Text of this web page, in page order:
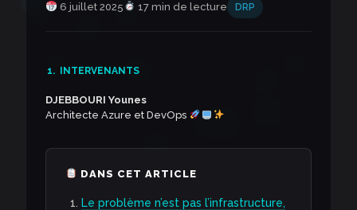
6 juillet 2025 17 min de lecture DRP
1. INTERVENANTS
DJEBBOURI Younes
Architecte Azure et DevOps
DANS CET ARTICLE
Le problème n’est pas l’infrastructure,